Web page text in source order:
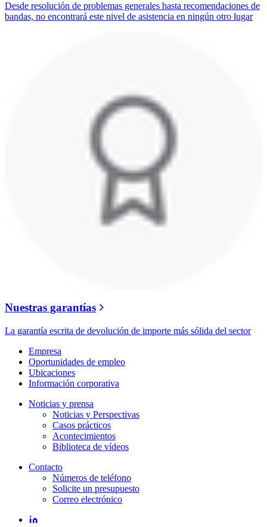
Desde resolución de problemas generales hasta recomendaciones de
bandas, no encontrará este nivel de asistencia en ningún otro lugar
Nuestras garantías
La garantía escrita de devolución de importe más sólida del sector
Empresa
Oportunidades de empleo
Ubicaciones
Información corporativa
Noticias y prensa
Noticias y Perspectivas
Casos prácticos
Acontecimientos
Biblioteca de vídeos
Contacto
Números de teléfono
Solicite un presupuesto
Correo electrónico